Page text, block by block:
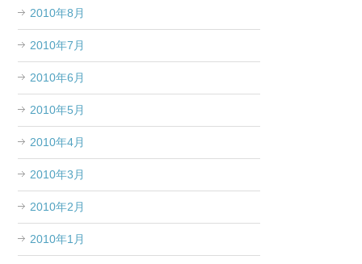
2010年8月
2010年7月
2010年6月
2010年5月
2010年4月
2010年3月
2010年2月
2010年1月